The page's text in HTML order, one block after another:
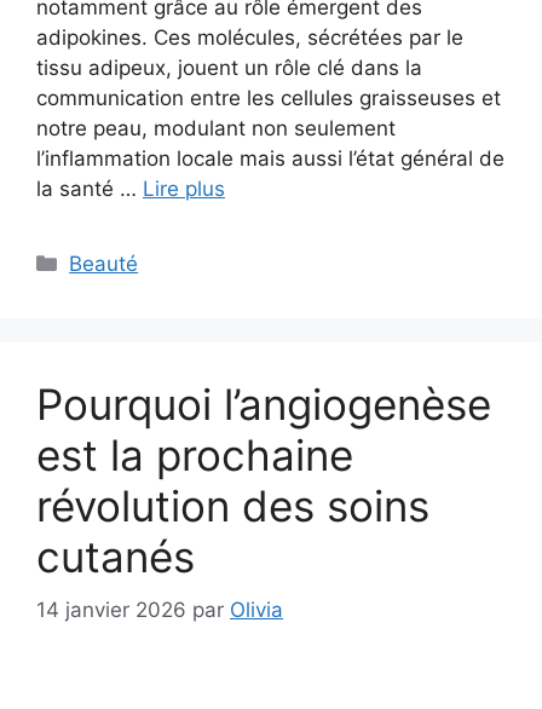
notamment grâce au rôle émergent des
adipokines. Ces molécules, sécrétées par le
tissu adipeux, jouent un rôle clé dans la
communication entre les cellules graisseuses et
notre peau, modulant non seulement
l’inflammation locale mais aussi l’état général de
la santé … Lire plus
Catégories
Beauté
Pourquoi l’angiogenèse
est la prochaine
révolution des soins
cutanés
14 janvier 2026 par Olivia